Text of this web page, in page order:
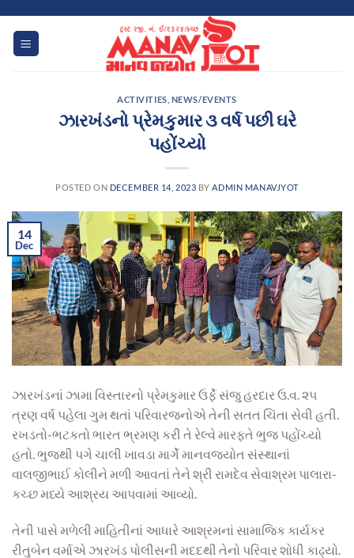
content
ACTIVITIES NEWS/EVENTS
ઝારખંડનો પ્રેમકુમાર ૩ વર્ષ પછી ઘરે
પહોંચ્યો
POSTED ON DECEMBER 14, 2023 BY ADMIN MANAVJYOT
14
Dec
ઝારખંડનાં ઝામા વિસ્તારનો પ્રેમકુમાર ઉર્ફે સંજુ હરદાર ઉ.વ. ૨૫
ત્રણ વર્ષ પહેલા ગુમ થતાં પરિવારજનોએ તેની સતત ચિંતા સેવી હતી.
રખડતો-ભટકતો ભારત ભ્રમણ કરી તે રેલ્વે મારફતે ભુજ પહોંચ્યો
હતો. ભુજથી પગે ચાલી ખાવડા માર્ગે માનવજ્યોત સંસ્થાનાં
વાલજીભાઈ કોલીને મળી આવતાં તેને શ્રી રામદેવ સેવાશ્રમ પાલારા-
કચ્છ મધ્યે આશ્રય આપવામાં આવ્યો.
તેની પાસે મળેલી માહિતીનાં આધારે આશ્રમનાં સામાજિક કાર્યકર
રીતુબેન વર્માએ ઝારખંડ પોલીસની મદદથી તેનો પરિવાર શોધી કાઢ્યો.